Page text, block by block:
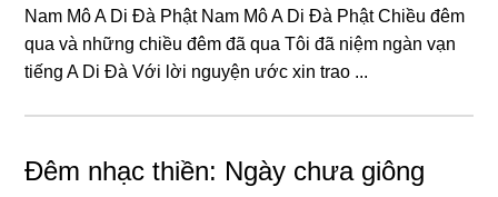
Nam Mô A Di Đà Phật Nam Mô A Di Đà Phật Chiều đêm
qua và những chiều đêm đã qua Tôi đã niệm ngàn vạn
tiếng A Di Đà Với lời nguyện ước xin trao ...
Đêm nhạc thiền: Ngày chưa giông